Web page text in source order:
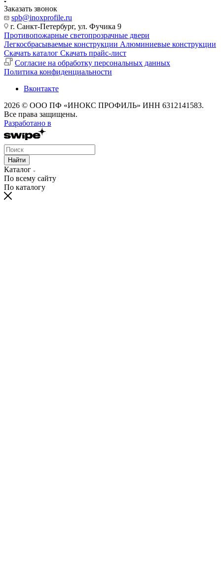
Заказать звонок
spb@inoxprofile.ru
г. Санкт-Петербург, ул. Фучика 9
Противопожарные светопрозрачные двери
Легкосбрасываемые конструкции Алюминиевые конструкции
Скачать каталог Скачать прайс-лист
Cогласие на обработку персональных данных
Политика конфиденциальности
Вконтакте
2026 © ООО ПФ «ИНОКС ПРОФИЛЬ» ИНН 6312141583.
Все права защищены.
Разработано в
Найти
Каталог
По всему сайту
По каталогу